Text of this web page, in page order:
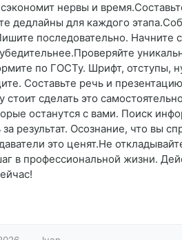
нервы и
дедлайны для каждого
последовательно.
по ГОСТу. Шрифт, отступы,
Составьте речь и
сделать это
останутся с вами. Поиск
результат. Осознание, что вы
это ценят.Не
в профессиональной жизни.